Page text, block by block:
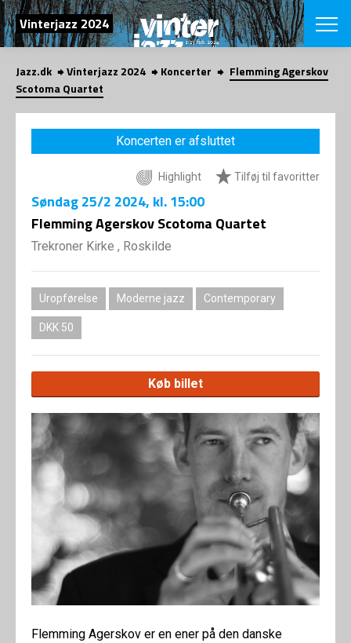
SØG
Vinterjazz 2024
English
VÆLG
VINTERJAZZ
Temaer
LOCATIONS
Om fonden
Jazz.dk Vinterjazz 2024 Koncerter
Flemming Agerskov
Scotoma Quartet
Koncerten er afsluttet
Highlight Tilføj til favoritter
Søndag25/2 2024, kl. 15:00
Flemming Agerskov Scotoma Quartet
Trekroner Kirke , Roskilde
Uropførelse Moderne jazz Contemporary
DKK 50
Køb billet
Flemming Agerskov er en ener på den danske